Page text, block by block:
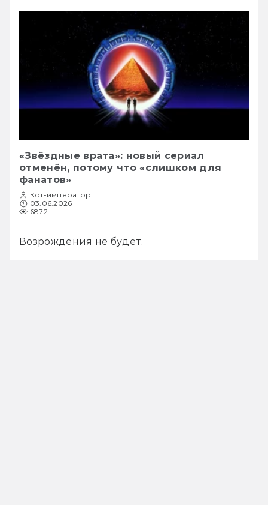
«Звёздные врата»: новый сериал
отменён, потому что «слишком для
фанатов»
Кот-император
03.06.2026
6872
Возрождения не будет.